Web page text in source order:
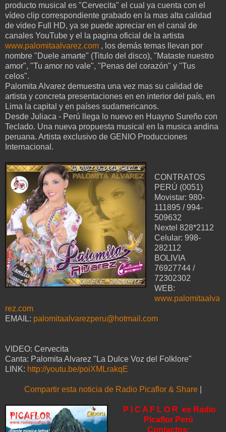
producto musical es "Cervecita" el cual ya cuenta con el
vídeo clip correspondiente grabado en la mas alta calidad
de video Full HD, ya se puede apreciar en el canal de
canales YouTube y el la pagina oficial de la artista
www.palomitaalvarez.com , los demás temas llevan por
nombre "Duele amarte" (Titulo del disco), "Mataste nuestro
amor", "Tu amor no vale", "Penas del corazón" y "Tus
celos".
Palomita Alvarez demuestra una vez mas su calidad de
artista y concreta presentaciones en en interior del país, en
Lima la capital y en países sudamericanos.
Desde Juliaca - Perú llega lo nuevo en Huayno Sureño con
Teclado. Una nueva propuesta musical en la musica andina
peruana. Artista exclusivo de GENIO Producciones
Internacional.
CONTRATOS
PERÚ (0051)
Movistar: 980-
111895 / 994-
509632
Nextel 828*2112
Celular: 998-
282112
BOLIVIA
76927744 /
72302302
WEB:
www.palomitaalva
rez.com
EMAIL: palomitaalvarezperu@hotmail.com
VIDEO: Cervecita
Canta: Palomita Alvarez "La Dulce Voz del Folklore"
LINK: http://youtu.be/poiXMLrakqE
Compartir esta noticia de Radio Picaflor & Share
P I C A F L O R es Radio
Picaflor Perú
Contactos: